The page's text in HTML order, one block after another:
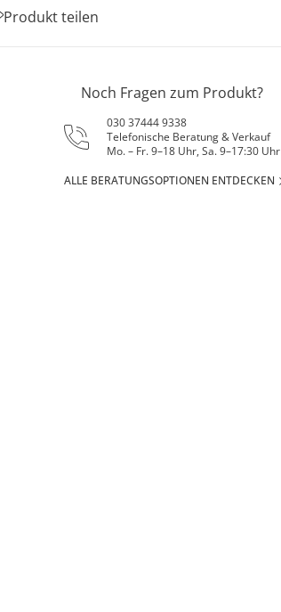
Produkt teilen
Noch Fragen zum Produkt?
030 37444 9338
Telefonische Beratung & Verkauf
Mo. – Fr. 9–18 Uhr, Sa. 9–17:30 Uhr
ALLE BERATUNGSOPTIONEN ENTDECKEN